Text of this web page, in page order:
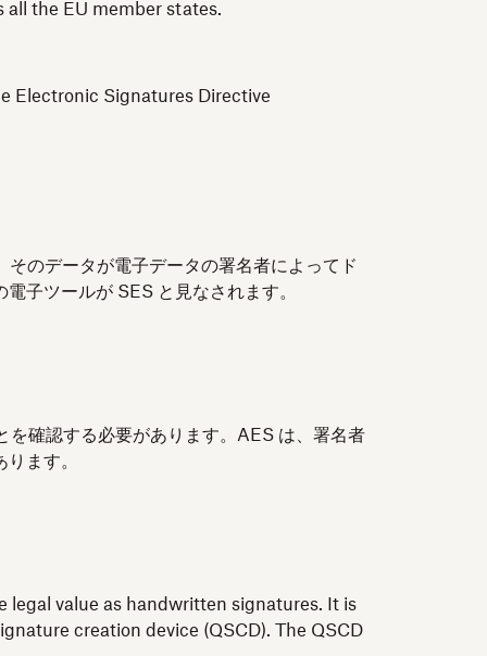
all the EU member states.
Electronic Signatures Directive
のデータが電子データの署名者によってド
子ツールが SES と見なされます。
を確認する必要があります。AES は、署名者
ます。
legal value as handwritten signatures. It is
creation device (QSCD). The QSCD